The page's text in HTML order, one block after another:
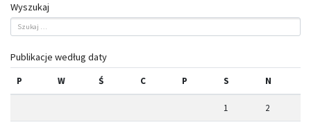
Wyszukaj
Publikacje według daty
P W Ś C P S N
1 2